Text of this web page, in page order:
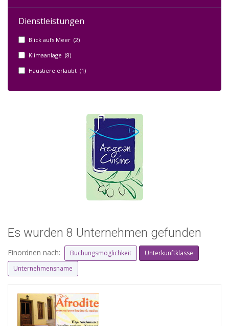
Dienstleistungen
Blick aufs Meer (2)
Klimaanlage (8)
Haustiere erlaubt (1)
Es wurden 8 Unternehmen gefunden
Einordnen nach: Buchungsmöglichkeit
Unterkunftklasse
Unternehmensname